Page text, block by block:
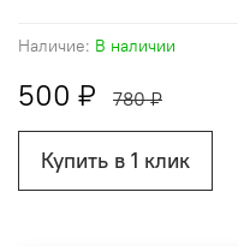
Наличие: В наличии
500 ₽ 780 ₽
Купить в 1 клик